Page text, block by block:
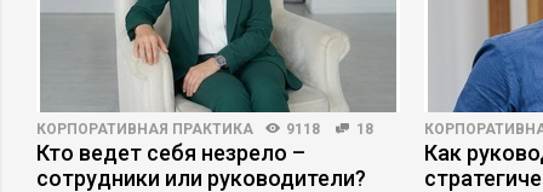
КОРПОРАТИВНАЯ ПРАКТИКА 9118 18
Кто ведет себя незрело –
сотрудники или руководители?
Как